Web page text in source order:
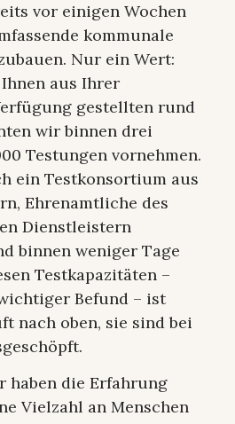
vor einigen Wochen
kommunale
Nur ein Wert:
aus Ihrer
gestellten rund
wir binnen drei
Testungen vornehmen.
ein Testkonsortium aus
Ehrenamtliche des
Dienstleistern
binnen weniger Tage
Testkapazitäten –
Befund – ist
nach oben, sie sind bei
haben die Erfahrung
Vielzahl an Menschen